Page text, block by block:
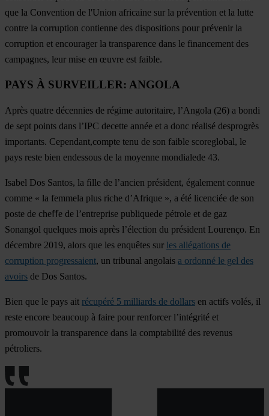
que la Convention de l'Union africaine sur la prévention et la lutte
contre la corruption contienne des dispositions pour prévenir la
corruption et encourager la transparence dans le financement des
campagnes, leur mise en œuvre est faible.
PAYS À SURVEILLER: ANGOLA
Après quatre décennies de régime autoritaire, l’Angola (26) a bondi
de sept points dans l’IPC decette année et a donc réalisé desprogrès
importants. Cependant,compte tenu de son faible scoreglobal, le
pays reste bien endessous de la moyenne mondialede 43.
Isabel Dos Santos, la ﬁlle de l’ancien président, également connue
comme « la femmela plus riche d’Afrique », a été licenciée de son
poste de cheﬀe de l’entreprise publiquede pétrole et de gaz
Sonangol quelques mois après l’élection du président Lourenço. En
décembre 2019, alors que les enquêtes sur les allégations de
corruption progressaient, un tribunal angolais a ordonné le gel des
avoirs de Dos Santos.
Bien que le pays ait récupéré 5 milliards de dollars en actifs volés, il
reste encore beaucoup à faire pour renforcer l’intégrité et
promouvoir la transparence dans la comptabilité des revenus
pétroliers.